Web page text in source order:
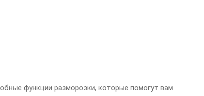
функции разморозки, которые помогут вам